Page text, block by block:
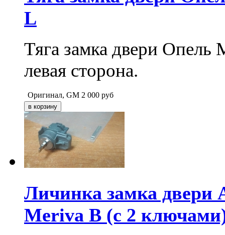
L
Тяга замка двери
левая сторона.
Оригинал, GM 2 000 руб
Личинка замка двери
Meriva B (с 2